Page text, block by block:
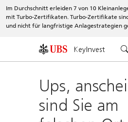
Im Durchschnitt erleiden 7 von 10
mit Turbo-Zertifikaten. Turbo-Zertifikate
und nicht für langfristige Anlagestrategien
KeyInvest
Ups,
sind Sie am